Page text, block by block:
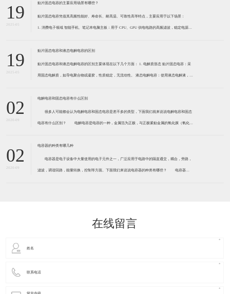
19
2025-05
贴片固态电容的主要应用场景有哪些？
贴片固态电容凭借其高频性能好、寿命长、耐高温、可靠性高等特点，主要应用于以下场景：
1. 消费电子领域 智能手机、笔记本电脑主板：用于 CPU、GPU 供电电路的高频滤波，稳定电源输
理电路中，
19
2025-05
贴片固态电容和液态电解电容的区别
贴片固态电容和液态电解电容的区别主要体现在以下几个方面： 1. 电解质形态 贴片固态电容：采
用固态电解质，如导电聚合物或凝胶，性质稳定，无流动性。 液态电解电容：使用液态电解液，高
02
2020-09
电解电容和固态电容有什么区别
很多人可能都会认为电解电容和固态电容是差不多的类型，下面我们就来说说电解电容和固态
电容有什么区别？ 电解电容是电容的一种，金属箔为正极，与正极紧贴金属的氧化膜（氧化铝
部分，电解电容因此而得名。
02
2020-09
电容器的种类有哪几种
电容器是电子设备中大量使用的电子元件之一，广泛应用于电路中的隔直通交，耦合，旁路，
滤波，调谐回路，能量转换，控制等方面。下面我们来说说电容器的种类有哪些？ 电容器
在线留言